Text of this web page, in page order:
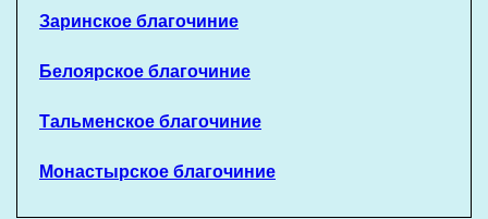
Заринское благочиние
Белоярское благочиние
Тальменское благочиние
Монастырское благочиние